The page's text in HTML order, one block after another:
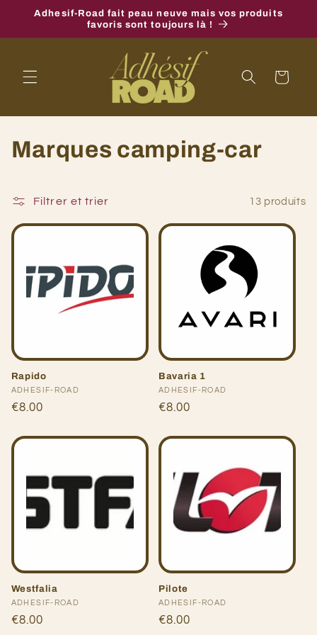
passer
Adhesif-Road fait peau neuve mais vos produits
favoris sont toujours là !
Panier
C
l
l
i
o
n
:
Marques camping-car
Filtrer et trier 13 produits
Rapido
Fournisseur :
ADHESIF-ROAD
Prix
€8.00
Bavaria 1
Fournisseur :
ADHESIF-ROAD
Prix
€8.00
Westfalia
Fournisseur :
ADHESIF-ROAD
Prix
€8.00
Pilote
Fournisseur :
ADHESIF-ROAD
Prix
€8.00